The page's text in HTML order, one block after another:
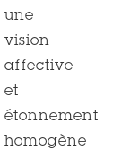
une
vision
affective
et
étonnement
homogène